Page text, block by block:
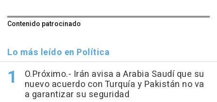
Contenido patrocinado
Lo más leído en Política
O.Próximo.- Irán avisa a Arabia Saudí que su
nuevo acuerdo con Turquía y Pakistán no va
a garantizar su seguridad